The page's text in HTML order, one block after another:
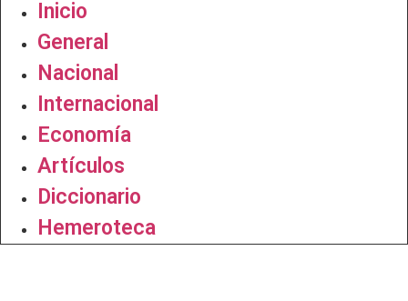
Inicio
General
Nacional
Internacional
Economía
Artículos
Diccionario
Hemeroteca